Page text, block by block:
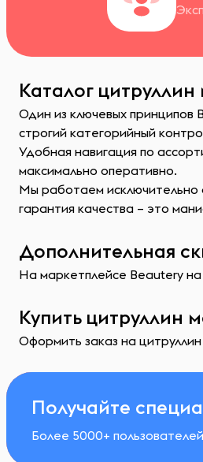
Каталог
Один из ключевых принципов
строгий категорийный
Удобная навигация по
максимально оперативно.
Мы работаем исключительно
гарантия качества – это
Дополнительная
На маркетплейсе Beautery на
Купить цитруллин
Оформить заказ на
Получайте
Более 5000+